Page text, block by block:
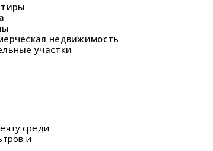
недвижимость
участки
среди
и